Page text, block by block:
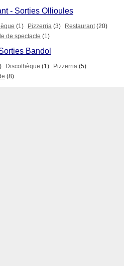
- Sorties Ollioules
(1) Pizzerria (3) Restaurant (20)
de spectacle (1)
Bandol
Discothèque (1) Pizzerria (5)
(8)